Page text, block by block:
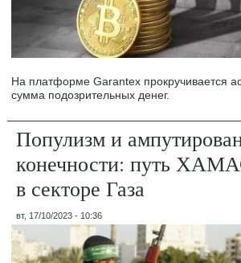
На платформе Garantex прокручивается
сумма подозрительных денег.
Популизм и
конечности: путь
в секторе Газа
вт, 17/10/2023 - 10:36